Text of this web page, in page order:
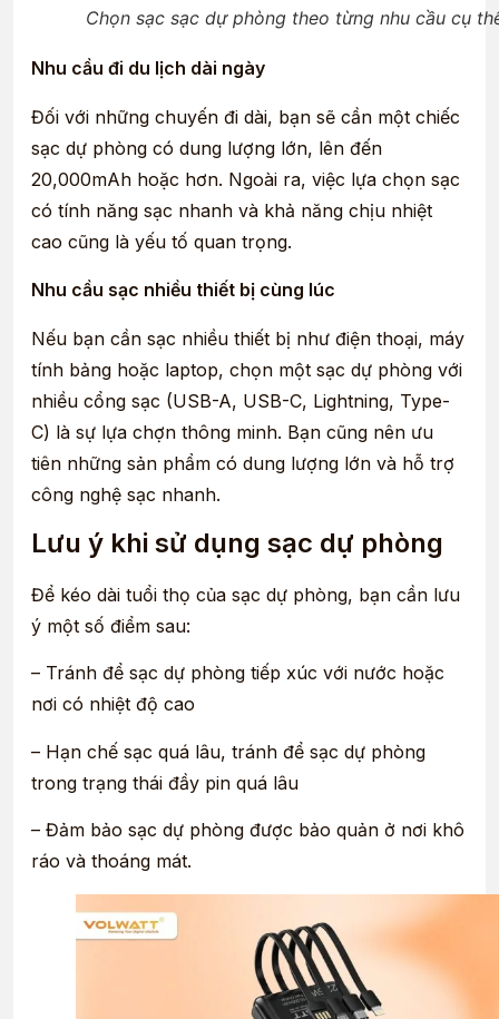
Chọn sạc sạc dự phòng theo từng nhu cầu cụ
Nhu cầu đi du lịch dài ngày
Đối với những chuyến đi dài, bạn sẽ cần một chiếc
sạc dự phòng có dung lượng lớn, lên đến
20,000mAh hoặc hơn. Ngoài ra, việc lựa chọn sạc
có tính năng sạc nhanh và khả năng chịu nhiệt
cao cũng là yếu tố quan trọng.
Nhu cầu sạc nhiều thiết bị cùng lúc
Nếu bạn cần sạc nhiều thiết bị như điện thoại, máy
tính bảng hoặc laptop, chọn một sạc dự phòng với
nhiều cổng sạc (USB-A, USB-C, Lightning, Type-
C) là sự lựa chợn thông minh. Bạn cũng nên ưu
tiên những sản phẩm có dung lượng lớn và hỗ trợ
công nghệ sạc nhanh.
Lưu ý khi sử dụng sạc dự phòng
Để kéo dài tuổi thọ của sạc dự phòng, bạn cần lưu
ý một số điểm sau:
– Tránh để sạc dự phòng tiếp xúc với nước hoặc
nơi có nhiệt độ cao
– Hạn chế sạc quá lâu, tránh để sạc dự phòng
trong trạng thái đầy pin quá lâu
– Đảm bảo sạc dự phòng được bảo quản ở nơi khô
ráo và thoáng mát.